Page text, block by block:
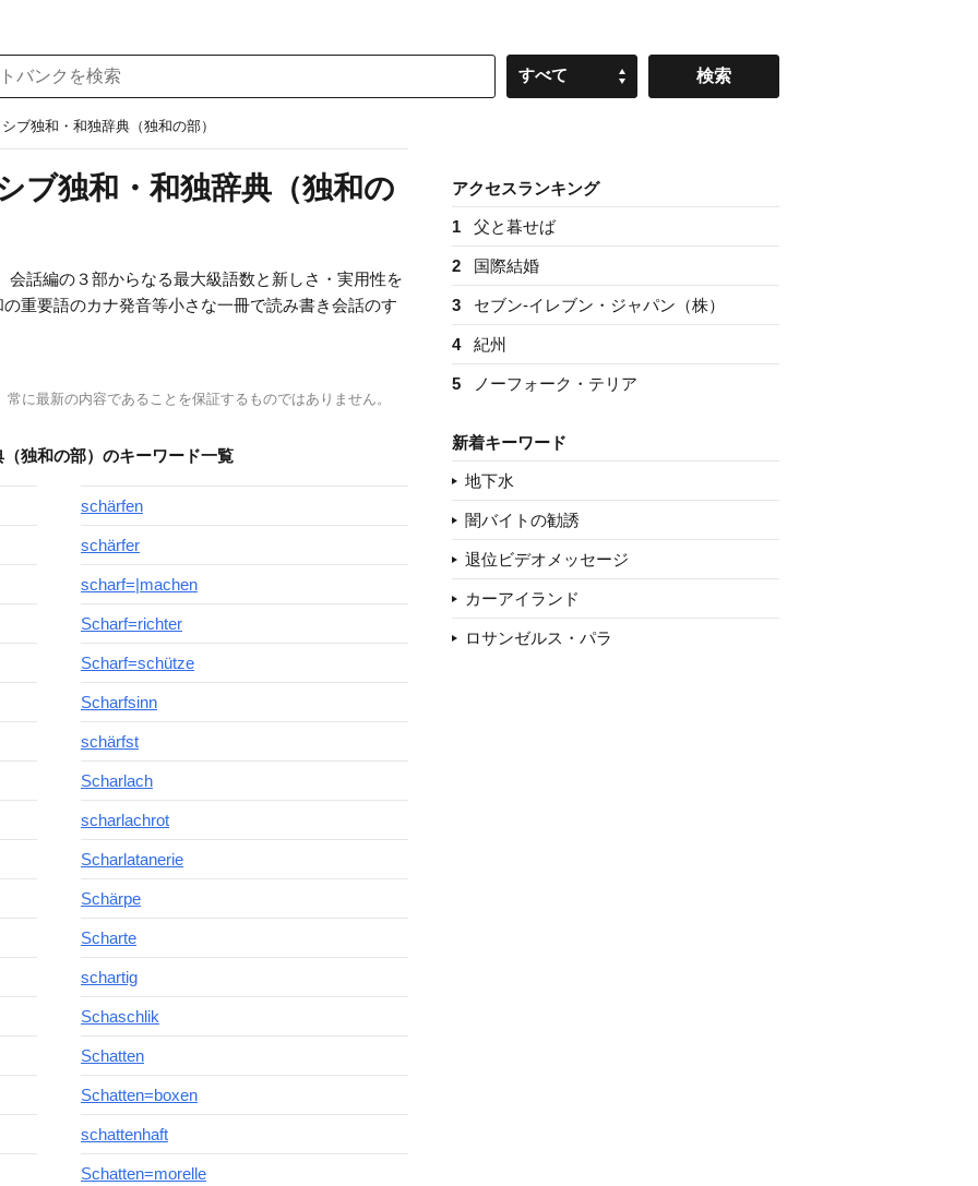
すべて
ブ独和・和独辞典（独和の部）
ブ独和・和独辞典（独和の
話編の３部からなる最大級語数と新しさ・実用性を
重要語のカナ発音等小さな一冊で読み書き会話のす
に最新の内容であることを保証するものではありません。
独和の部）のキーワード一覧
schärfen
schärfer
scharf=|machen
Scharf=richter
Scharf=schütze
Scharfsinn
schärfst
Scharlach
scharlachrot
Scharlatanerie
Schärpe
Scharte
schartig
Schaschlik
Schatten
Schatten=boxen
schattenhaft
Schatten=morelle
アクセスランキング
1 父と暮せば
2 国際結婚
3 セブン‐イレブン・ジャパン（株）
4 紀州
5 ノーフォーク・テリア
新着キーワード
地下水
闇バイトの勧誘
退位ビデオメッセージ
カーアイランド
ロサンゼルス・パラ